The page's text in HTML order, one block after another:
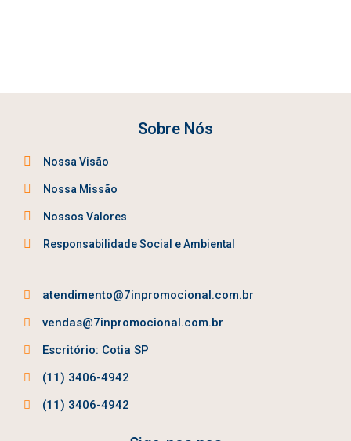
Sobre Nós
Nossa Visão
Nossa Missão
Nossos Valores
Responsabilidade Social e Ambiental
atendimento@7inpromocional.com.br
vendas@7inpromocional.com.br
Escritório: Cotia SP
(11) 3406-4942
(11) 3406-4942